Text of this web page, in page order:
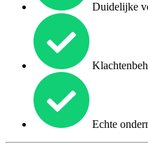
Duidelijke
Echte